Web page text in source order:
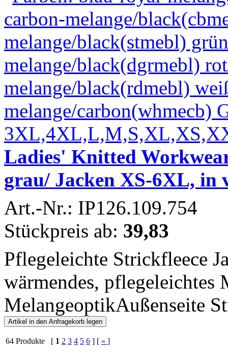
Ladies' Knitted
grau/ Jacken XS-6XL, in
Art.-Nr.: IP126.109.754
Stückpreis ab: 39,83
Pflegeleichte Strickfleece
wärmendes, pflegeleichtes
MelangeoptikAußenseite
64 Produkte [ 1 2 3 4 5 6 ] [ » ]